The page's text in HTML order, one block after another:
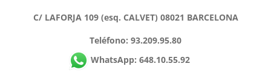
C/ LAFORJA 109 (esq. CALVET) 08021 BARCELONA
Teléfono: 93.209.95.80
WhatsApp: 648.10.55.92